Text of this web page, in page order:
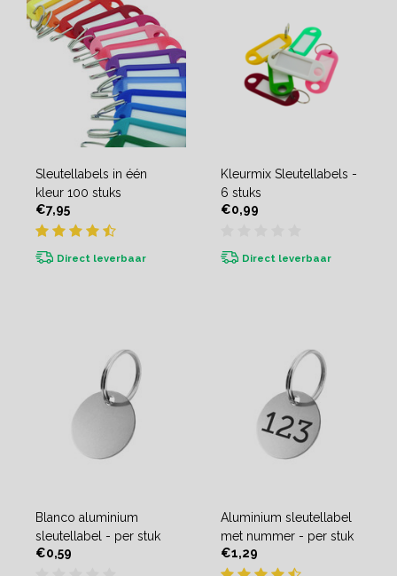
Sleutellabels in één
kleur 100 stuks
€7,95
Direct leverbaar
Kleurmix Sleutellabels -
6 stuks
€0,99
Direct leverbaar
Blanco aluminium
sleutellabel - per stuk
€0,59
Aluminium sleutellabel
met nummer - per stuk
€1,29